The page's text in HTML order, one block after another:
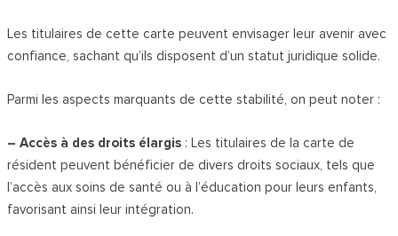
Les titulaires de cette carte peuvent envisager leur avenir avec
confiance, sachant qu’ils disposent d’un statut juridique solide.
Parmi les aspects marquants de cette stabilité, on peut noter :
– Accès à des droits élargis : Les titulaires de la carte de
résident peuvent bénéficier de divers droits sociaux, tels que
l’accès aux soins de santé ou à l’éducation pour leurs enfants,
favorisant ainsi leur intégration.